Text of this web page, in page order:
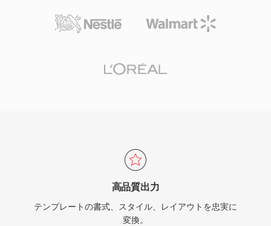
高品質出力
テンプレートの書式、スタイル、レイアウトを忠実に
変換。